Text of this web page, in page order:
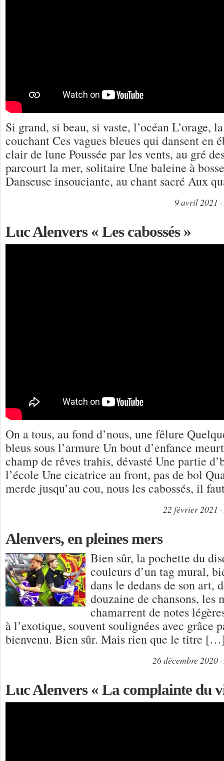
Si grand, si beau, si vaste, l’océan L’orage,
couchant Ces vagues bleues qui dansent en
clair de lune Poussée par les vents, au gré
parcourt la mer, solitaire Une baleine à
Danseuse insouciante, au chant sacré Aux
9 avril 2021
Luc Alenvers « Les cabossés »
On a tous, au fond d’nous, une fêlure
bleus sous l’armure Un bout d’enfance
champ de rêves trahis, dévasté Une partie
l’école Une cicatrice au front, pas de bol
merde jusqu’au cou, nous les cabossés, il
22 février 2021
Alenvers, en pleines mers
Bien sûr, la pochette du
couleurs d’un tag mural,
dans le dedans de son art,
douzaine de chansons, les
chamarrent de notes
à l’exotique, souvent soulignées avec grâce
bienvenu. Bien sûr. Mais rien que le titre
26 décembre 2020
Luc Alenvers « La complainte du